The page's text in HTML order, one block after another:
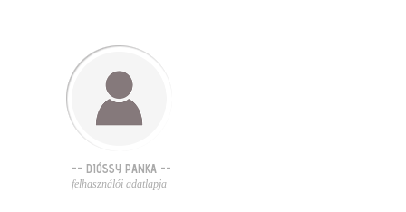
-- DIÓSSY PANKA --
felhasználói adatlapja